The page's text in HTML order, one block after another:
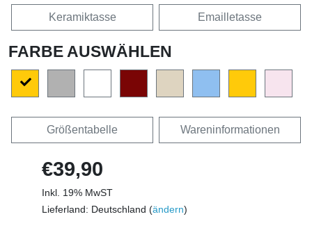
Keramiktasse Emailletasse
FARBE AUSWÄHLEN
Größentabelle Wareninformationen
€39,90
Inkl. 19% MwST
Lieferland: Deutschland (ändern)